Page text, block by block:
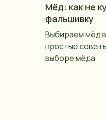
Мёд: как не
фальшивку
Выбираем мёд
простые
выборе мёда